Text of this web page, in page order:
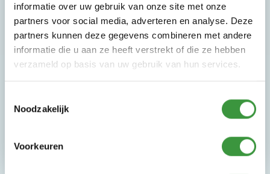
informatie over uw gebruik van onze site met onze
partners voor social media, adverteren en analyse. Deze
partners kunnen deze gegevens combineren met andere
informatie die u aan ze heeft verstrekt of die ze hebben
verzameld op basis van uw gebruik van hun services.
Noodzakelijk
Voorkeuren
7 dagen per week geopend
Ouders/begeleiders gratis entree
Peuterochtend
Kinderfeestjes
Lasergamen
5D bioscoop